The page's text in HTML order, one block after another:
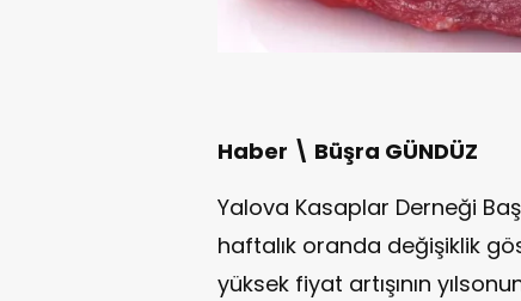
Haber \ Büşra GÜNDÜZ
Yalova Kasaplar Derneği
haftalık oranda değişiklik
yüksek fiyat artışının